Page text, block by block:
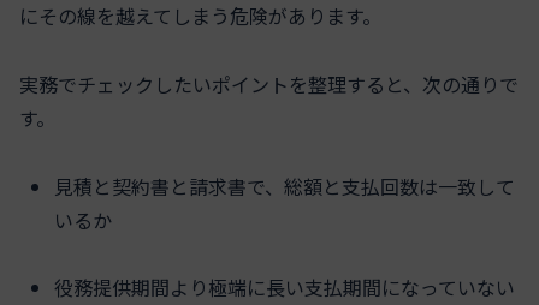
にその線を越えてしまう危険があります。
実務でチェックしたいポイントを整理すると、次の通りで
す。
見積と契約書と請求書で、総額と支払回数は一致して
いるか
役務提供期間より極端に長い支払期間になっていない